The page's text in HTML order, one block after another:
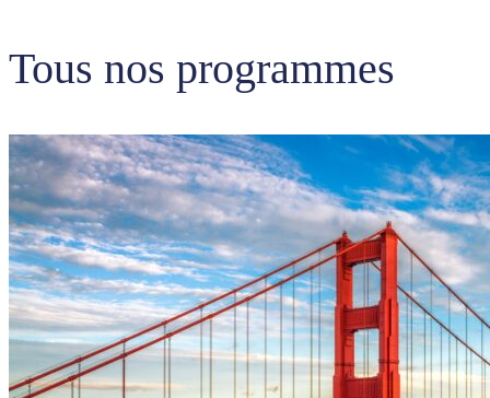
Tous nos programmes